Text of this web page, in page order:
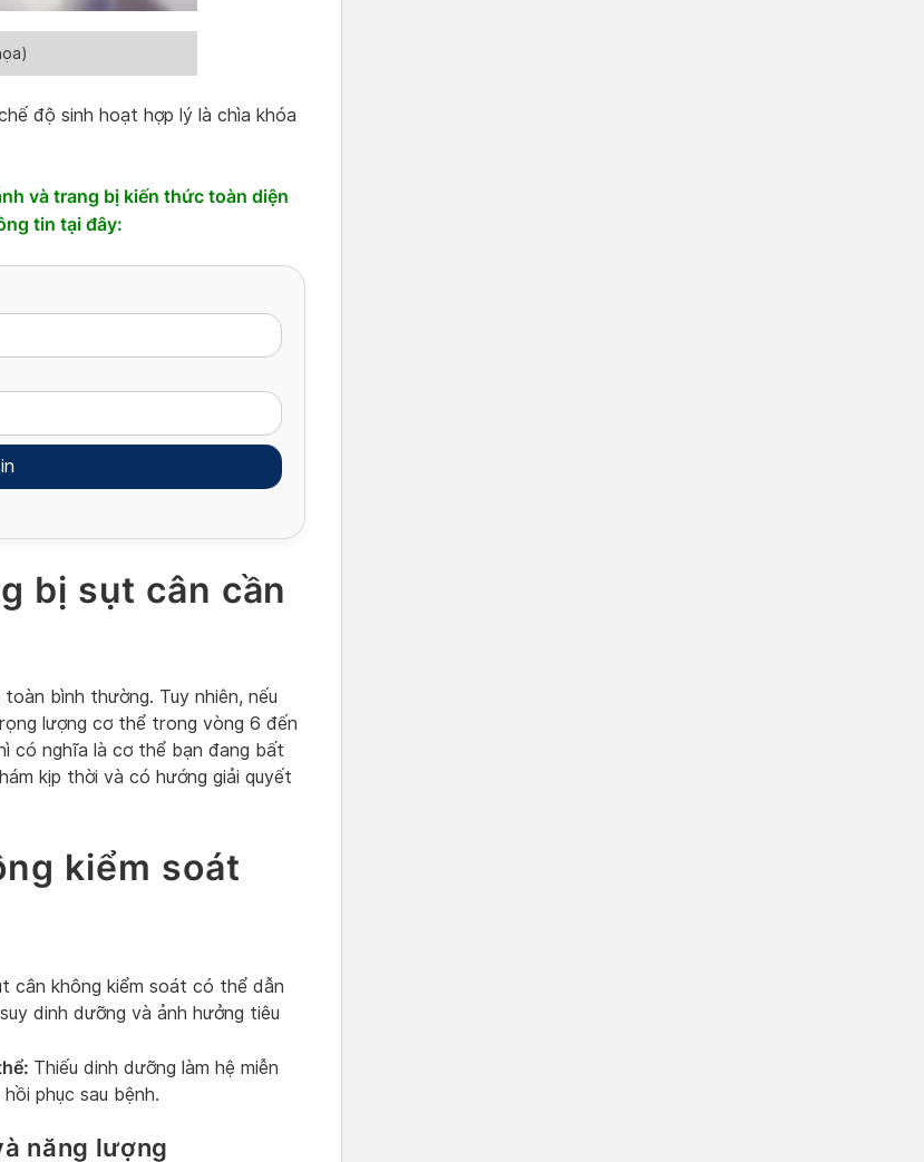
độ sinh hoạt hợp lý là chìa khóa
và trang bị kiến thức toàn diện
tin tại đây:
bị sụt cân cần
bình thường. Tuy nhiên, nếu
lượng cơ thể trong vòng 6 đến
có nghĩa là cơ thể bạn đang bất
kịp thời và có hướng giải quyết
kiểm soát
cân không kiểm soát có thể dẫn
dinh dưỡng và ảnh hưởng tiêu
Thiếu dinh dưỡng làm hệ miễn
phục sau bệnh.
năng lượng